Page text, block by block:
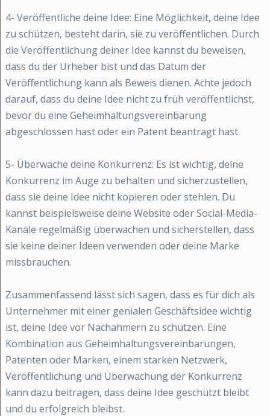
4- Veröffentliche deine Idee: Eine Möglichkeit, deine Idee
zu schützen, besteht darin, sie zu veröffentlichen. Durch
die Veröffentlichung deiner Idee kannst du beweisen,
dass du der Urheber bist und das Datum der
Veröffentlichung kann als Beweis dienen. Achte jedoch
darauf, dass du deine Idee nicht zu früh veröffentlichst,
bevor du eine Geheimhaltungsvereinbarung
abgeschlossen hast oder ein Patent beantragt hast.
5- Überwache deine Konkurrenz: Es ist wichtig, deine
Konkurrenz im Auge zu behalten und sicherzustellen,
dass sie deine Idee nicht kopieren oder stehlen. Du
kannst beispielsweise deine Website oder Social-Media-
Kanäle regelmäßig überwachen und sicherstellen, dass
sie keine deiner Ideen verwenden oder deine Marke
missbrauchen.
Zusammenfassend lässt sich sagen, dass es für dich als
Unternehmer mit einer genialen Geschäftsidee wichtig
ist, deine Idee vor Nachahmern zu schützen. Eine
Kombination aus Geheimhaltungsvereinbarungen,
Patenten oder Marken, einem starken Netzwerk,
Veröffentlichung und Überwachung der Konkurrenz
kann dazu beitragen, dass deine Idee geschützt bleibt
und du erfolgreich bleibst.